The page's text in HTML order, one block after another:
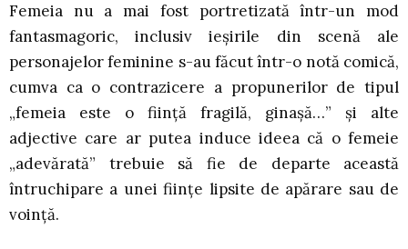
Femeia nu a mai fost portretizată într-un mod
fantasmagoric, inclusiv ieșirile din scenă ale
personajelor feminine s-au făcut într-o notă comică,
cumva ca o contrazicere a propunerilor de tipul
„femeia este o ființă fragilă, ginașă…” și alte
adjective care ar putea induce ideea că o femeie
„adevărată” trebuie să fie de departe această
întruchipare a unei ființe lipsite de apărare sau de
voință.